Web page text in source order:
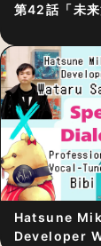
第42話「未来
Hatsune
Developer